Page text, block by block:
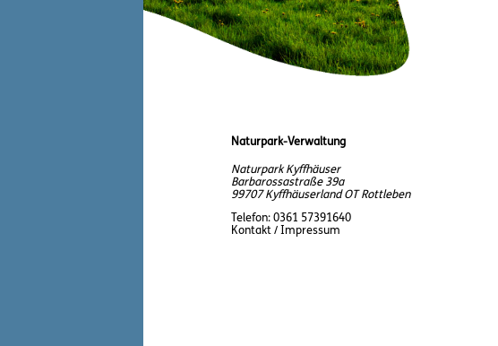
Naturpark-Verwaltung
Naturpark Kyffhäuser
Barbarossastraße 39a
99707 Kyffhäuserland OT Rottleben
Telefon: 0361 57391640
Kontakt / Impressum